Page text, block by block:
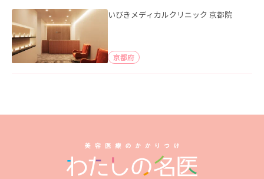
いびきメディカルクリニック 京都院
京都府